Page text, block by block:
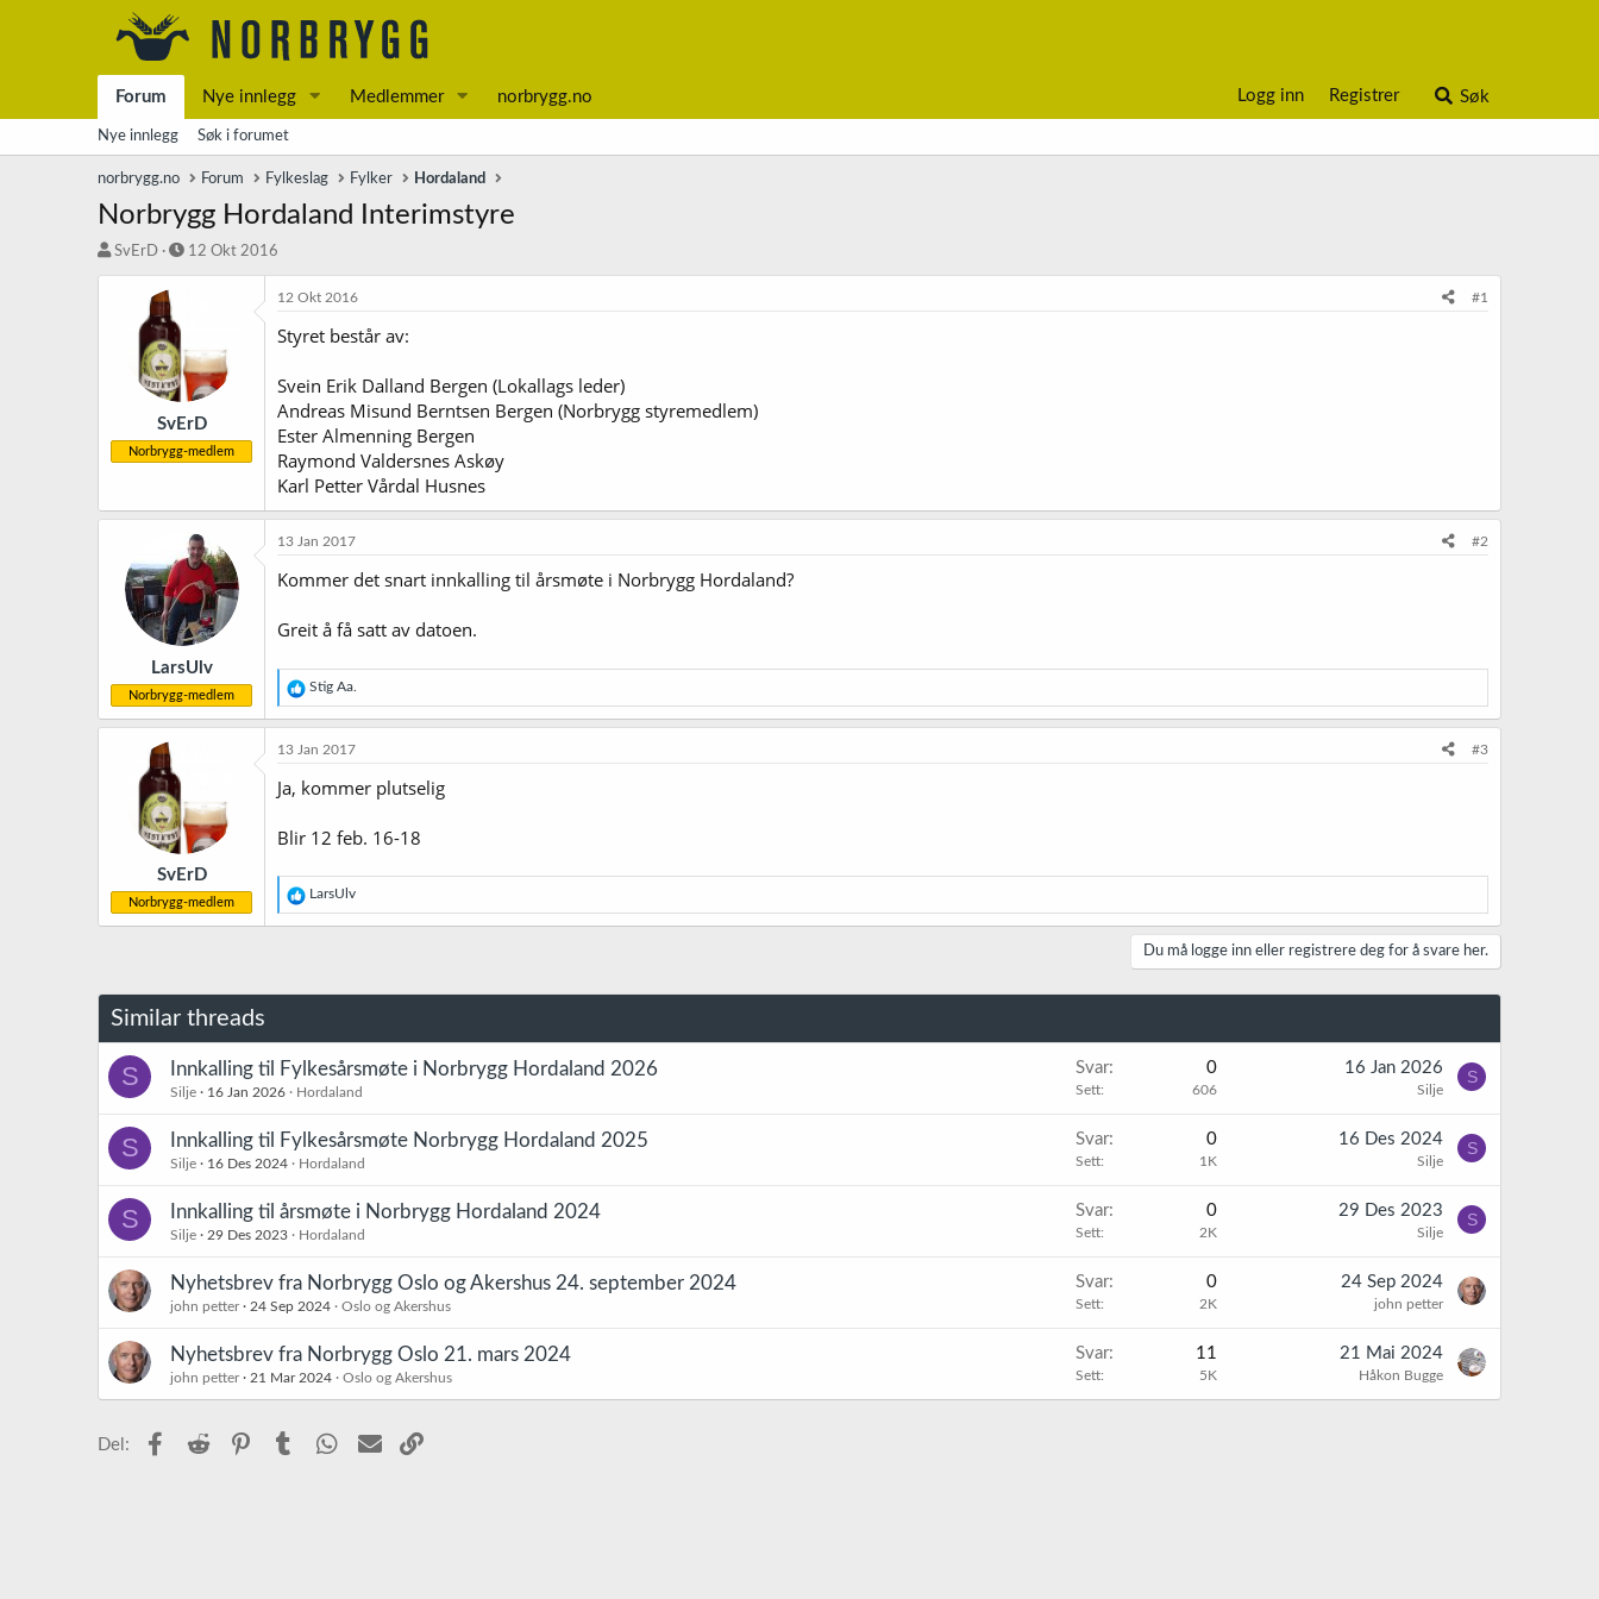
Forum Nye innlegg Medlemmer norbrygg.no Logg inn Registrer Søk
Nye innlegg Søk i forumet
norbrygg.no Forum Fylkeslag Fylker Hordaland
Norbrygg Hordaland Interimstyre
T
e
r
SvErD
S
d
a
t
o
12 Okt 2016
SvErD
Norbrygg-medlem
12 Okt 2016 #1
Styret består av:
Svein Erik Dalland Bergen (Lokallags leder)
Andreas Misund Berntsen Bergen (Norbrygg styremedlem)
Ester Almenning Bergen
Raymond Valdersnes Askøy
Karl Petter Vårdal Husnes
LarsUlv
Norbrygg-medlem
13 Jan 2017 #2
Kommer det snart innkalling til årsmøte i Norbrygg Hordaland?
Greit å få satt av datoen.
R
e
a
o
e
:
Stig Aa.
SvErD
Norbrygg-medlem
13 Jan 2017 #3
Ja, kommer plutselig
Blir 12 feb. 16-18
R
e
a
e
r
LarsUlv
Du må logge inn eller registrere deg for å svare her.
Similar threads
S Innkalling til Fylkesårsmøte i Norbrygg Hordaland 2026
Silje 16 Jan 2026 Hordaland
Svar 0
Sett 606
16 Jan 2026
Silje
S
S Innkalling til Fylkesårsmøte Norbrygg Hordaland 2025
Silje 16 Des 2024 Hordaland
Svar 0
Sett 1K
16 Des 2024
Silje
S
S Innkalling til årsmøte i Norbrygg Hordaland 2024
Silje 29 Des 2023 Hordaland
Svar 0
Sett 2K
29 Des 2023
Silje
S
Nyhetsbrev fra Norbrygg Oslo og Akershus 24. september 2024
john petter 24 Sep 2024 Oslo og Akershus
Svar 0
Sett 2K
24 Sep 2024
john petter
Nyhetsbrev fra Norbrygg Oslo 21. mars 2024
john petter 21 Mar 2024 Oslo og Akershus
Svar 11
Sett 5K
21 Mai 2024
Håkon Bugge
Del: Facebook
Reddit PinterestTumblr WhatsApp
E-post